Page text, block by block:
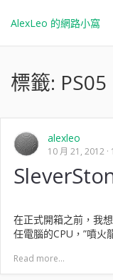
AlexLeo 的網路小窩
標籤: PS05
alexleo
10 月 21, 2012
在正式開箱之前，我
任電腦的CPU，”噴火
Read more...